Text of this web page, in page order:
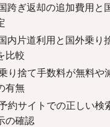
跨ぎ返却の追加費用と
内片道利用と国外乗り
比較
り捨て手数料が無料や
有無
約サイトでの正しい検
の確認